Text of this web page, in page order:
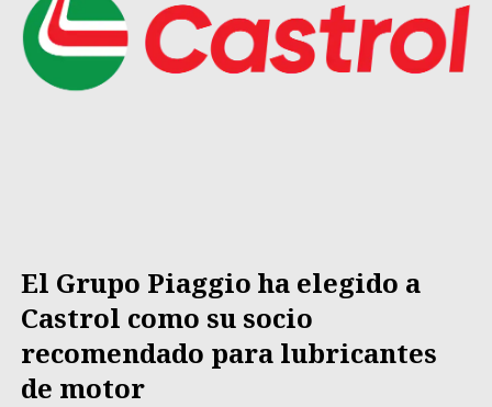
El Grupo Piaggio ha elegido a
Castrol como su socio
recomendado para lubricantes
de motor